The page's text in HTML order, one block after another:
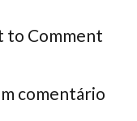
to Comment
comentário